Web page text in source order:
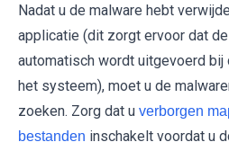
Nadat u de malware hebt
applicatie (dit zorgt ervoor dat
automatisch wordt uitgevoerd
het systeem), moet u de
zoeken. Zorg dat u verborgen
bestanden inschakelt voordat u